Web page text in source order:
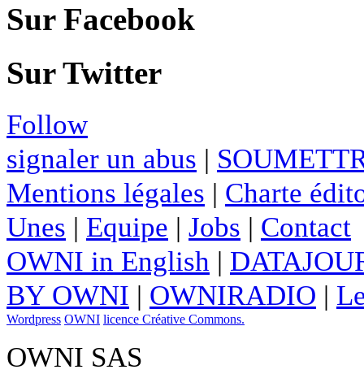
Sur Facebook
Sur Twitter
Follow
signaler un abus |
Mentions légales | Charte
Unes | Equipe | Jobs | Contact
OWNI in English |
BY OWNI | OWNIRADIO |
Wordpress OWNI licence Créative Commons.
OWNI SAS